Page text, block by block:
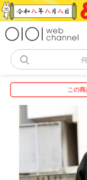
コ
ン
この